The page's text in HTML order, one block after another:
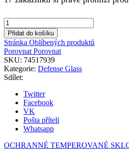
OCHRANNÉ
TEMPEROVANÉ
SKLO
PRO
SAMSUNG
S911
GALAXY
S23
2,5D
množství
Přidat do košíku
Stránka Oblíbených produktů
Porovnat Porovnat
SKU: 74517939
Kategorie: Defense Glass
Sdílet:
Twitter
Facebook
VK
Pošta příteli
Whatsapp
OCHRANNÉ TEMPEROVANÉ